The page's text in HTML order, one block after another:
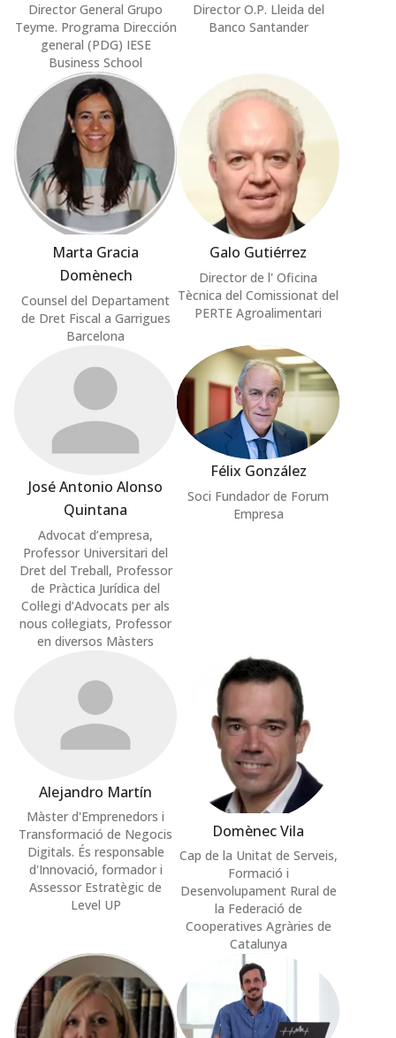
Director General Grupo
Teyme. Programa Dirección
general (PDG) IESE
Business School
Director O.P. Lleida del
Banco Santander
Marta Gracia
Domènech
Counsel del Departament
de Dret Fiscal a Garrigues
Barcelona
Galo Gutiérrez
Director de l' Oficina
Tècnica del Comissionat del
PERTE Agroalimentari
José Antonio Alonso
Quintana
Advocat d’empresa,
Professor Universitari del
Dret del Treball, Professor
de Pràctica Jurídica del
Col·legi d’Advocats per als
nous col·legiats, Professor
en diversos Màsters
Félix González
Soci Fundador de Forum
Empresa
Alejandro Martín
Màster d'Emprenedors i
Transformació de Negocis
Digitals. És responsable
d'Innovació, formador i
Assessor Estratègic de
Level UP
Domènec Vila
Cap de la Unitat de Serveis,
Formació i
Desenvolupament Rural de
la Federació de
Cooperatives Agràries de
Catalunya